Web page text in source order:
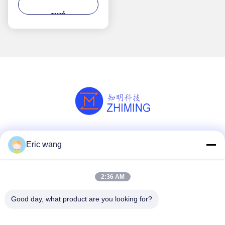
Mohs 9.0
τιμή
Τηλ.
Eric wang
2:36 AM
Good day, what product are you looking for?